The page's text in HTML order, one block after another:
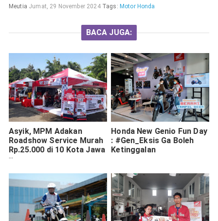
Meutia Jumat, 29 November 2024 Tags: Motor Honda
BACA JUGA:
Asyik, MPM Adakan
Roadshow Service Murah
Rp.25.000 di 10 Kota Jawa
Timur
Honda New Genio Fun Day
: #Gen_Eksis Ga Boleh
Ketinggalan